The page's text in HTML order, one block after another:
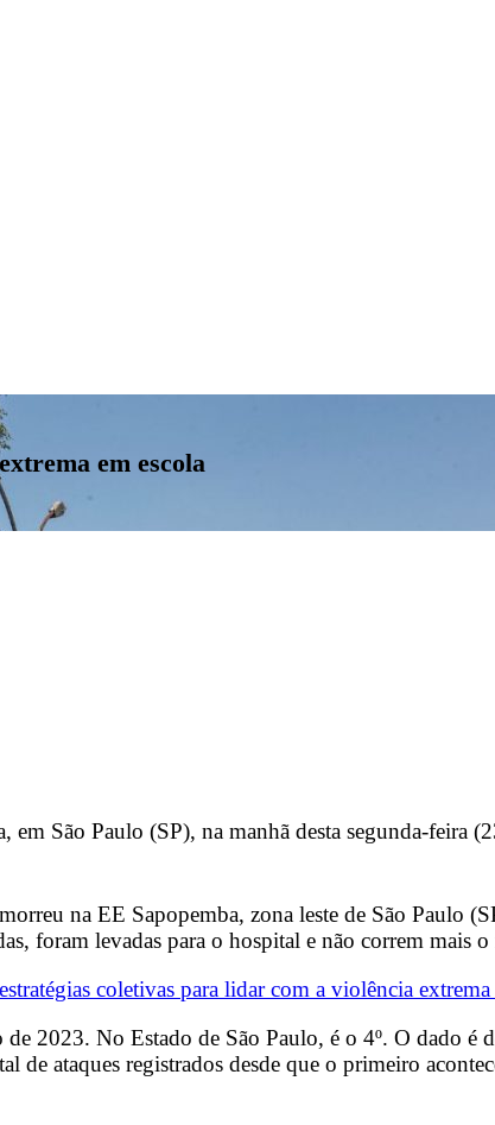
em escola
São Paulo (SP), na manhã desta segunda-feira
na EE Sapopemba, zona leste de São Paulo
foram levadas para o hospital e não correm mais
coletivas para lidar com a violência extrema
de 2023. No Estado de São Paulo, é o 4º. O dado é
ataques registrados desde que o primeiro